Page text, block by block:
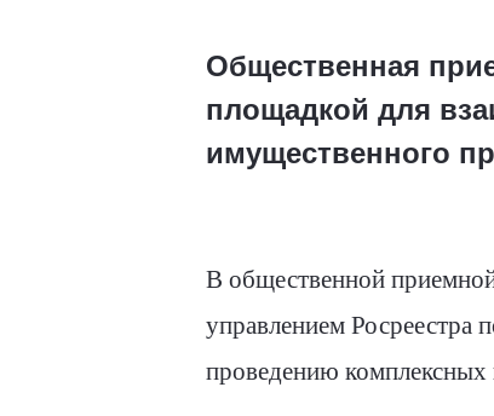
Общественная
площадкой для
имущественного
В общественной
управлением Росреестра
проведению